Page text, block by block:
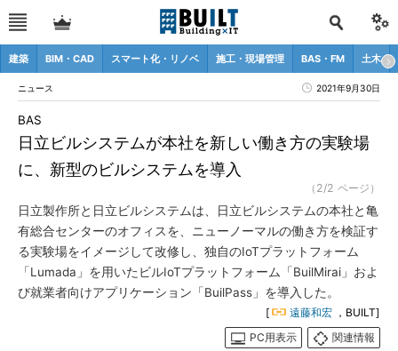
建築 BIM・CAD スマート化・リノベ 施工・現場管理 BAS・FM 土木
ニュース 2021年9月30日
日立ビルシステムが本社を新しい働き方の実験場
に、新型のビルシステムを導入
BAS
（2/2 ページ）
日立製作所と日立ビルシステムは、日立ビルシステムの本社と亀
有総合センターのオフィスを、ニューノーマルの働き方を検証す
る実験場をイメージして改修し、独自のIoTプラットフォーム
「Lumada」を用いたビルIoTプラットフォーム「BuilMirai」およ
び就業者向けアプリケーション「BuilPass」を導入した。
[ 遠藤和宏 ，BUILT]
PC用表示
関連情報